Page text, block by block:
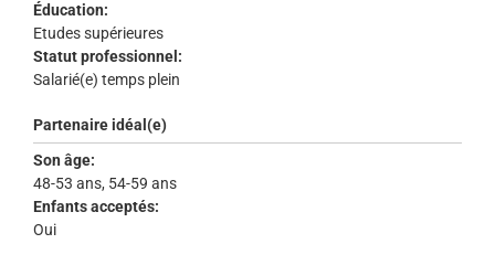
Éducation:
Etudes supérieures
Statut professionnel:
Salarié(e) temps plein
Partenaire idéal(e)
Son âge:
48-53 ans, 54-59 ans
Enfants acceptés:
Oui